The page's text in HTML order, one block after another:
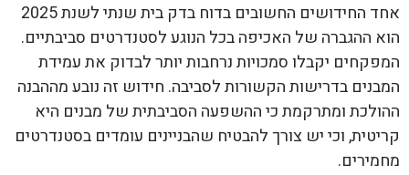
אחד החידושים החשובים בדוח בדק בית שנתי לשנת 2025
הוא ההגברה של האכיפה בכל הנוגע לסטנדרטים סביבתיים.
המפקחים יקבלו סמכויות נרחבות יותר לבדוק את עמידת
המבנים בדרישות הקשורות לסביבה. חידוש זה נובע מההבנה
ההולכת ומתרקמת כי ההשפעה הסביבתית של מבנים היא
קריטית, וכי יש צורך להבטיח שהבניינים עומדים בסטנדרטים
מחמירים.